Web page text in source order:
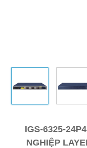
IGS-6325-
NGHIỆP